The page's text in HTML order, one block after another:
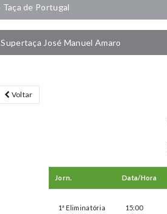
Taça de Portugal
Supertaça José Manuel Amaro
Voltar
Jorn. Data/Hora
1ª Eliminatória 15:00